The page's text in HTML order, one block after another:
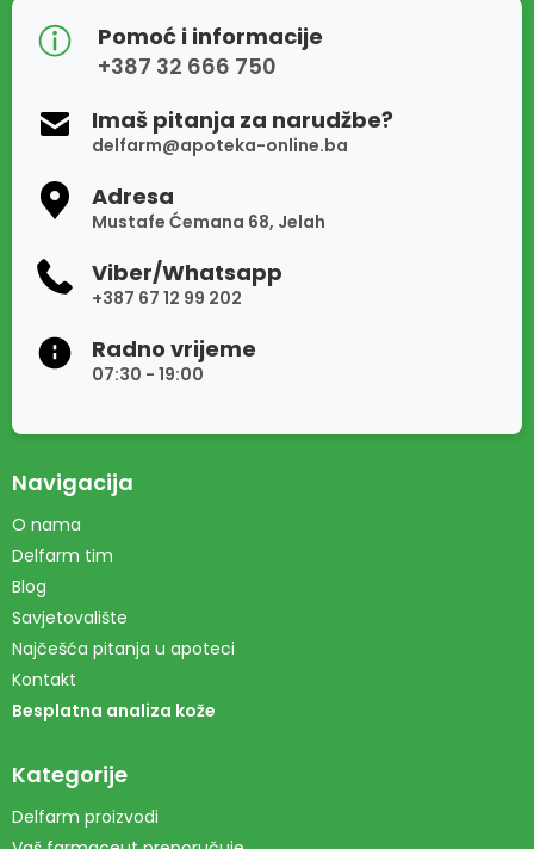
Pomoć i informacije
+387 32 666 750
Imaš pitanja za narudžbe?
delfarm@apoteka-online.ba
Adresa
Mustafe Ćemana 68, Jelah
Viber/Whatsapp
+387 67 12 99 202
Radno vrijeme
07:30 - 19:00
Navigacija
O nama
Delfarm tim
Blog
Savjetovalište
Najčešća pitanja u apoteci
Kontakt
Besplatna analiza kože
Kategorije
Delfarm proizvodi